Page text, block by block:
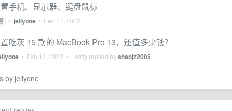
手机、显示器、键盘鼠标
• jellyone • Feb 17, 2022
吃灰 15 款的 MacBook Pro 13，还值多少钱？
• Feb 13, 2022 • Lastly replied byshaojz2005
by jellyone